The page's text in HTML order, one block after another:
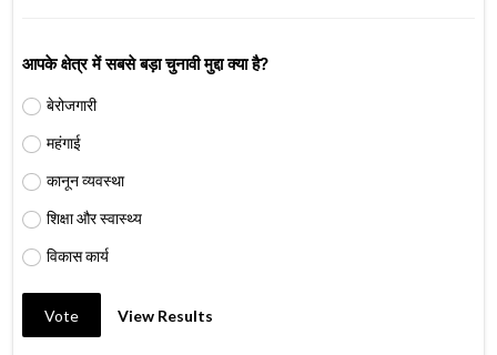
आपके क्षेत्र में सबसे बड़ा चुनावी मुद्दा क्या है?
बेरोजगारी
महंगाई
कानून व्यवस्था
शिक्षा और स्वास्थ्य
विकास कार्य
Vote View Results